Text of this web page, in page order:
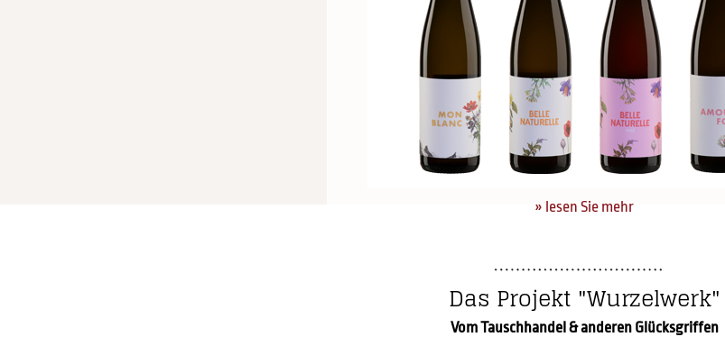
» lesen Sie mehr
Das Projekt "Wurzelwerk"
Vom Tauschhandel & anderen Glücksgriffen